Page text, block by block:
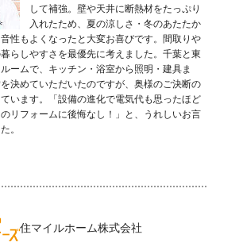
して補強。壁や天井に断熱材をたっぷり
入れたため、夏の涼しさ・冬のあたたか
性もよくなったと大変お喜びです。間取りや
らしやすさを最優先に考えました。千葉と東
ームで、キッチン・浴室から照明・建具ま
決めていただいたのですが、奥様のご決断の
います。「設備の進化で電気代も思ったほど
リフォームに後悔なし！」と、うれしいお言
。
住マイルホーム株式会社